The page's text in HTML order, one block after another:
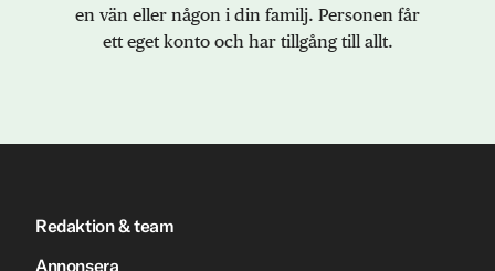
en vän eller någon i din familj. Personen får
ett eget konto och har tillgång till allt.
Redaktion & team
Annonsera